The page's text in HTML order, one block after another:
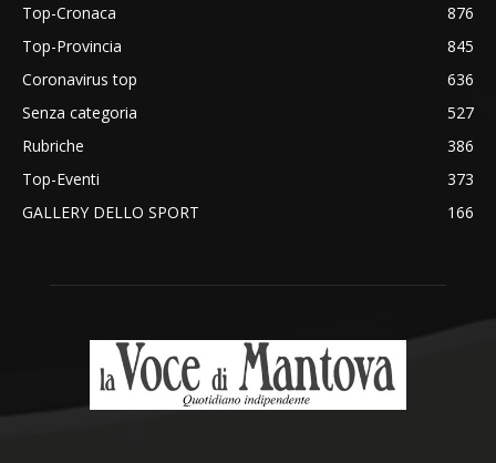
Top-Cronaca
876
Top-Provincia
845
Coronavirus top
636
Senza categoria
527
Rubriche
386
Top-Eventi
373
GALLERY DELLO SPORT
166